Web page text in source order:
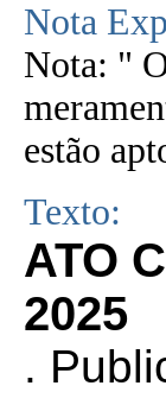
Nota
Nota: "
estão
Texto:
ATO
2025
.